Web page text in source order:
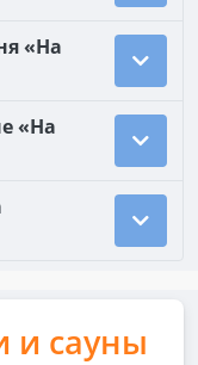
«На
«На
и сауны